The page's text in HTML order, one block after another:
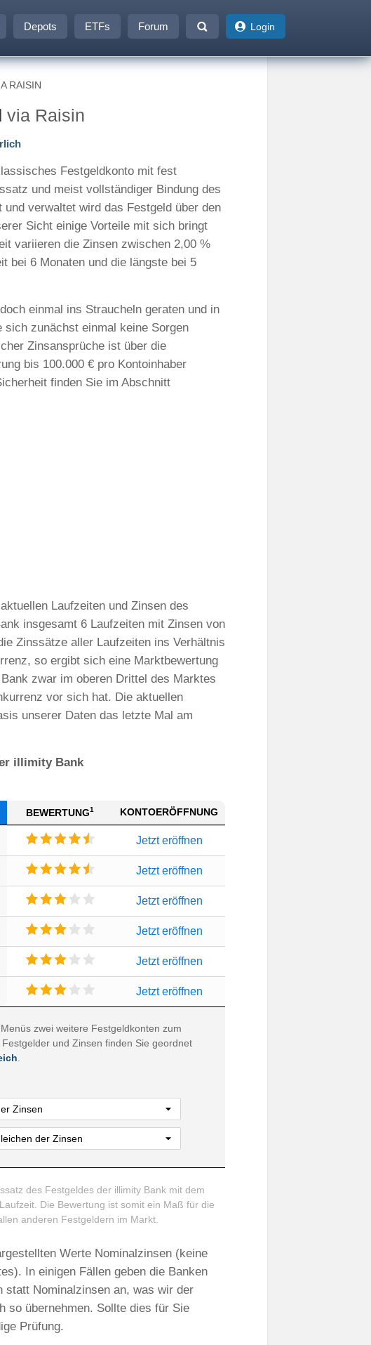
Depots ETFs Forum Login
RAISIN
via Raisin
Festgeldkonto mit fest
und meist vollständiger Bindung des
verwaltet wird das Festgeld über den
Sicht einige Vorteile mit sich bringt
variieren die Zinsen zwischen 2,00 %
bei 6 Monaten und die längste bei 5
einmal ins Straucheln geraten und in
zunächst einmal keine Sorgen
Zinsansprüche ist über die
bis 100.000 € pro Kontoinhaber
finden Sie im Abschnitt
Laufzeiten und Zinsen des
insgesamt 6 Laufzeiten mit Zinsen von
Zinssätze aller Laufzeiten ins Verhältnis
so ergibt sich eine Marktbewertung
zwar im oberen Drittel des Marktes
vor sich hat. Die aktuellen
unserer Daten das letzte Mal am
illimity Bank
BEWERTUNG1 KONTOERÖFFNUNG
Jetzt eröffnen
Jetzt eröffnen
Jetzt eröffnen
Jetzt eröffnen
Jetzt eröffnen
Jetzt eröffnen
zwei weitere Festgeldkonten zum
und Zinsen finden Sie geordnet
des Festgeldes der illimity Bank mit dem
Die Bewertung ist somit ein Maß für die
anderen Festgeldern im Markt.
Werte Nominalzinsen (keine
In einigen Fällen geben die Banken
statt Nominalzinsen an, was wir der
so übernehmen. Sollte dies für Sie
Prüfung.